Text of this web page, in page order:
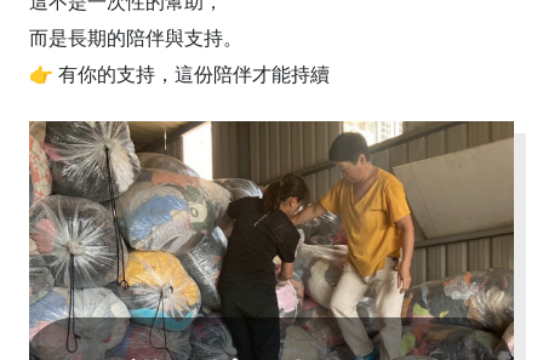
而是長期的陪伴與支持。
👉 有你的支持，這份陪伴才能持續